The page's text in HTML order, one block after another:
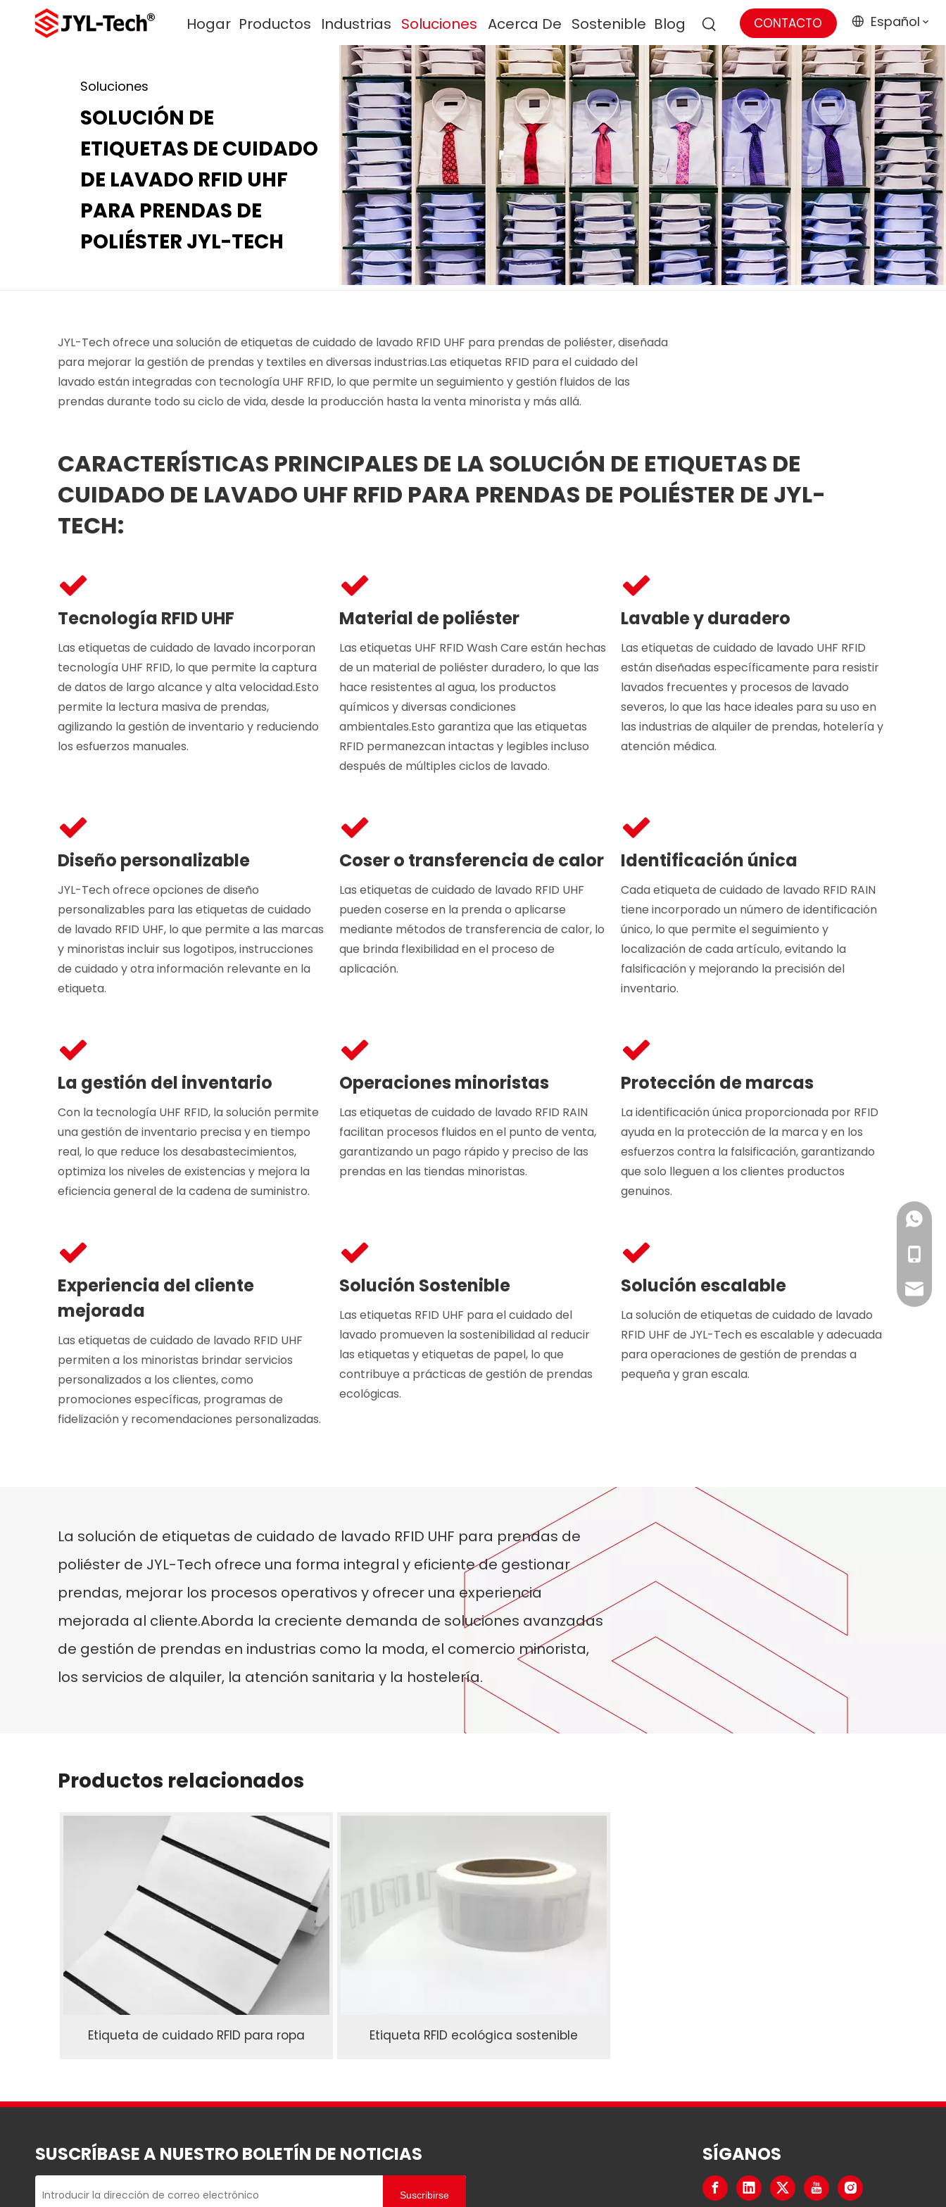
Hogar Productos Industrias Soluciones Acerca De Sostenible Blog CONTACTO Español
Soluciones
SOLUCIÓN DE
ETIQUETAS DE CUIDADO
DE LAVADO RFID UHF
PARA PRENDAS DE
POLIÉSTER JYL-TECH
JYL-Tech ofrece una solución de etiquetas de cuidado de lavado RFID UHF para prendas de poliéster, diseñada
para mejorar la gestión de prendas y textiles en diversas industrias.Las etiquetas RFID para el cuidado del
lavado están integradas con tecnología UHF RFID, lo que permite un seguimiento y gestión fluidos de las
prendas durante todo su ciclo de vida, desde la producción hasta la venta minorista y más allá.
CARACTERÍSTICAS PRINCIPALES DE LA SOLUCIÓN DE ETIQUETAS DE
CUIDADO DE LAVADO UHF RFID PARA PRENDAS DE POLIÉSTER DE JYL-
TECH:
Tecnología RFID UHF
Las etiquetas de cuidado de lavado incorporan
tecnología UHF RFID, lo que permite la captura
de datos de largo alcance y alta velocidad.Esto
permite la lectura masiva de prendas,
agilizando la gestión de inventario y reduciendo
los esfuerzos manuales.
Material de poliéster
Las etiquetas UHF RFID Wash Care están hechas
de un material de poliéster duradero, lo que las
hace resistentes al agua, los productos
químicos y diversas condiciones
ambientales.Esto garantiza que las etiquetas
RFID permanezcan intactas y legibles incluso
después de múltiples ciclos de lavado.
Lavable y duradero
Las etiquetas de cuidado de lavado UHF RFID
están diseñadas específicamente para resistir
lavados frecuentes y procesos de lavado
severos, lo que las hace ideales para su uso en
las industrias de alquiler de prendas, hotelería y
atención médica.
Diseño personalizable
JYL-Tech ofrece opciones de diseño
personalizables para las etiquetas de cuidado
de lavado RFID UHF, lo que permite a las marcas
y minoristas incluir sus logotipos, instrucciones
de cuidado y otra información relevante en la
etiqueta.
Coser o transferencia de calor
Las etiquetas de cuidado de lavado RFID UHF
pueden coserse en la prenda o aplicarse
mediante métodos de transferencia de calor, lo
que brinda flexibilidad en el proceso de
aplicación.
Identificación única
Cada etiqueta de cuidado de lavado RFID RAIN
tiene incorporado un número de identificación
único, lo que permite el seguimiento y
localización de cada artículo, evitando la
falsificación y mejorando la precisión del
inventario.
La gestión del inventario
Con la tecnología UHF RFID, la solución permite
una gestión de inventario precisa y en tiempo
real, lo que reduce los desabastecimientos,
optimiza los niveles de existencias y mejora la
eficiencia general de la cadena de suministro.
Operaciones minoristas
Las etiquetas de cuidado de lavado RFID RAIN
facilitan procesos fluidos en el punto de venta,
garantizando un pago rápido y preciso de las
prendas en las tiendas minoristas.
Protección de marcas
La identificación única proporcionada por RFID
ayuda en la protección de la marca y en los
esfuerzos contra la falsificación, garantizando
que solo lleguen a los clientes productos
genuinos.
Experiencia del cliente
mejorada
Las etiquetas de cuidado de lavado RFID UHF
permiten a los minoristas brindar servicios
personalizados a los clientes, como
promociones específicas, programas de
fidelización y recomendaciones personalizadas.
Solución Sostenible
Las etiquetas RFID UHF para el cuidado del
lavado promueven la sostenibilidad al reducir
las etiquetas y etiquetas de papel, lo que
contribuye a prácticas de gestión de prendas
ecológicas.
Solución escalable
La solución de etiquetas de cuidado de lavado
RFID UHF de JYL-Tech es escalable y adecuada
para operaciones de gestión de prendas a
pequeña y gran escala.
La solución de etiquetas de cuidado de lavado RFID UHF para prendas de
poliéster de JYL-Tech ofrece una forma integral y eficiente de gestionar
prendas, mejorar los procesos operativos y ofrecer una experiencia
mejorada al cliente.Aborda la creciente demanda de soluciones avanzadas
de gestión de prendas en industrias como la moda, el comercio minorista,
los servicios de alquiler, la atención sanitaria y la hostelería.
Productos relacionados
Etiqueta de cuidado RFID para ropa Etiqueta RFID ecológica sostenible
SUSCRÍBASE A NUESTRO BOLETÍN DE NOTICIAS
Suscribirse
SÍGANOS
+86